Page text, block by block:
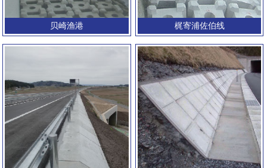
贝崎渔港 梶寄浦佐伯线